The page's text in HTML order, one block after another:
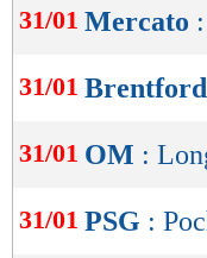
31/01 Mercato
31/01 Brentford
31/01 OM :
31/01 PSG :